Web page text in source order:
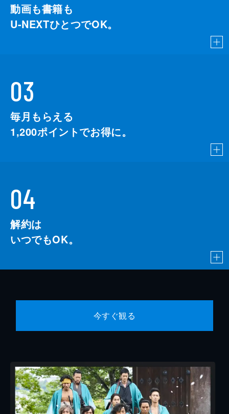
動画も書籍も
U-NEXTひとつでOK。
03
毎月もらえる
1,200ポイントでお得に。
04
解約は
いつでもOK。
今すぐ観る